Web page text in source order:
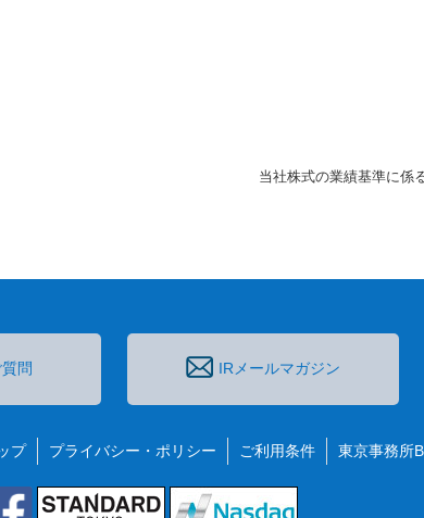
当社株式の業績基準に係
問 IRメールマガジン
プ プライバシー・ポリシー ご利用条件 東京事務所